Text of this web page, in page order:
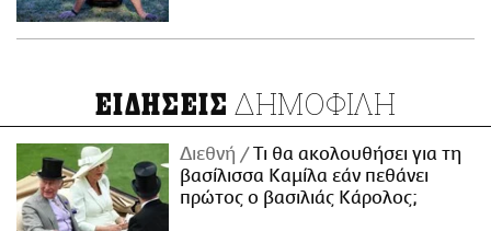
ΕΙΔΗΣΕΙΣ ΔΗΜΟΦΙΛΗ
Διεθνή
Τι θα ακολουθήσει για τη
βασίλισσα Καμίλα εάν πεθάνει
πρώτος ο βασιλιάς Κάρολος;